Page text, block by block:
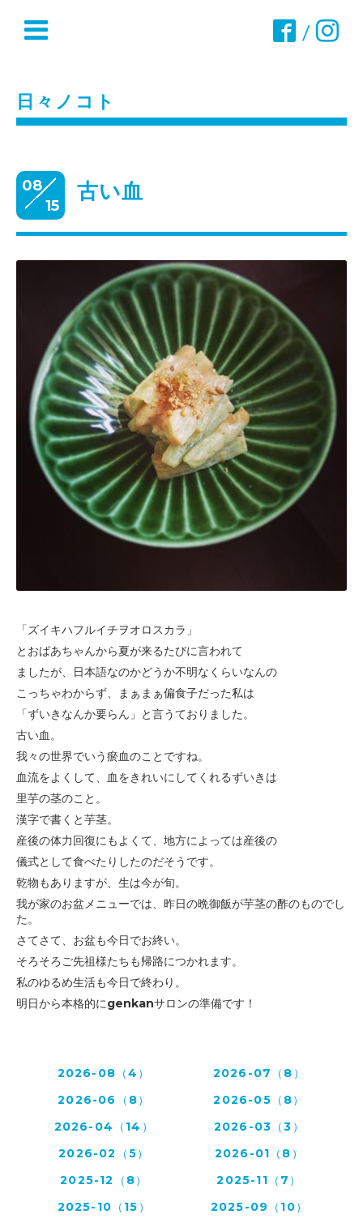
/
日々ノコト
08
15
古い血
「ズイキハフルイチヲオロスカラ」
とおばあちゃんから夏が来るたびに言われて
ましたが、
日本語なのかどうか不明なくらいなんの
こっちゃわからず、
まぁまぁ偏食子だった私は
「ずいきなんか要らん」と言うておりました。
古い血。
我々の世界でいう瘀血のことですね。
血流をよくして、血をきれいにしてくれるずいきは
里芋の茎のこと。
漢字で書くと芋茎。
産後の体力回復にもよくて、地方によっては産後の
儀式として食べたりしたのだそうです。
乾物もありますが、生は今が旬。
我が家のお盆メニューでは、昨日の晩御飯が芋茎の酢のものでし
た。
さてさて、お盆も今日でお終い。
そろそろご先祖様たちも帰路につかれます。
私のゆるめ生活も今日で終わり。
明日から本格的にgenkanサロンの準備です！
2026-08（4）
2026-07（8）
2026-06（8）
2026-05（8）
2026-04（14）
2026-03（3）
2026-02（5）
2026-01（8）
2025-12（8）
2025-11（7）
2025-10（15）
2025-09（10）